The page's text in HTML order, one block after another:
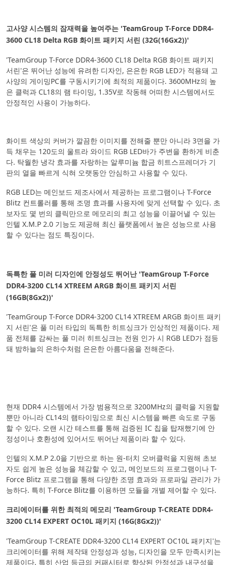
고사양 시스템의 잠재력을 높여주는 'TeamGroup T-Force DDR4-
3600 CL18 Delta RGB 화이트 패키지 서린 (32G(16Gx2))'
'TeamGroup T-Force DDR4-3600 CL18 Delta RGB 화이트 패키지
서린'은 뛰어난 성능에 유려한 디자인, 은은한 RGB LED가 적용돼 고
사양의 게이밍PC를 구동시키기에 최적의 제품이다. 3600MHz의 높
은 클럭과 CL18의 램 타이밍, 1.35V로 작동해 어떠한 시스템에서도
안정적인 사용이 가능하다.
화이트 색상의 커버가 깔끔한 이미지를 전해줄 뿐만 아니라 3면을 가
득 채우는 120도의 울트라 와이드 RGB LED바가 주변을 환하게 비춘
다. 탁월한 냉각 효과를 자랑하는 알루미늄 합금 히트스프레더가 기
판의 열을 빠르게 식혀 오랫동안 안심하고 사용할 수 있다.
RGB LED는 메인보드 제조사에서 제공하는 프로그램이나 T-Force
Blitz 컨트롤러를 통해 조명 효과를 사용자에 맞게 선택할 수 있다. 초
보자도 몇 번의 클릭만으로 메모리의 최고 성능을 이끌어낼 수 있는
인텔 X.M.P 2.0 기능도 제공해 최신 플랫폼에서 높은 성능으로 사용
할 수 있다는 점도 특징이다.
독특한 풀 미러 디자인에 안정성도 뛰어난 'TeamGroup T-Force
DDR4-3200 CL14 XTREEM ARGB 화이트 패키지 서린
(16GB(8Gx2))'
'TeamGroup T-Force DDR4-3200 CL14 XTREEM ARGB 화이트 패키
지 서린'은 풀 미러 타입의 독특한 히트싱크가 인상적인 제품이다. 제
품 전체를 감싸는 풀 미러 히트싱크는 전원 인가 시 RGB LED가 점등
돼 밤하늘의 은하수처럼 은은한 아름다움을 전해준다.
현재 DDR4 시스템에서 가장 범용적으로 3200MHz의 클럭을 지원할
뿐만 아니라 CL14의 램타이밍으로 최신 시스템을 빠른 속도로 구동
할 수 있다. 오랜 시간 테스트를 통해 검증된 IC 칩을 탑재했기에 안
정성이나 호환성에 있어서도 뛰어난 제품이라 할 수 있다.
인텔의 X.M.P 2.0을 기반으로 하는 원-터치 오버클럭을 지원해 초보
자도 쉽게 높은 성능을 체감할 수 있고, 메인보드의 프로그램이나 T-
Force Blitz 프로그램을 통해 다양한 조명 효과와 프로파일 관리가 가
능하다. 특히 T-Force Blitz를 이용하면 모듈을 개별 제어할 수 있다.
크리에이터를 위한 최적의 메모리 'TeamGroup T-CREATE DDR4-
3200 CL14 EXPERT OC10L 패키지 (16G(8Gx2))'
'TeamGroup T-CREATE DDR4-3200 CL14 EXPERT OC10L 패키지'는
크리에이터를 위해 제작돼 안정성과 성능, 디자인을 모두 만족시키는
제품이다. 특히 산업 등급의 커패시터로 향상된 안정성과 내구성을